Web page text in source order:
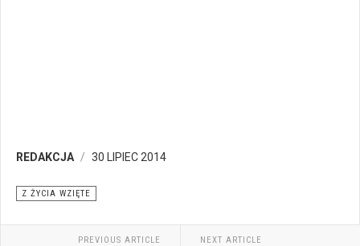
REDAKCJA 30 LIPIEC 2014
Z ŻYCIA WZIĘTE
PREVIOUS ARTICLE NEXT ARTICLE